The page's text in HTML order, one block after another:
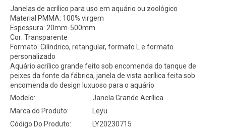
Janelas de acrílico para uso em aquário ou zoológico
Material PMMA: 100% virgem
Espessura: 20mm-500mm
Cor: Transparente
Formato: Cilíndrico, retangular, formato L e formato
personalizado
Aquário acrílico grande feito sob encomenda do tanque de
peixes da fonte da fábrica, janela de vista acrílica feita sob
encomenda do design luxuoso para o aquário
Modelo:
Janela Grande Acrílica
Marca do Produto:
Leyu
Código Do Produto:
LY20230715